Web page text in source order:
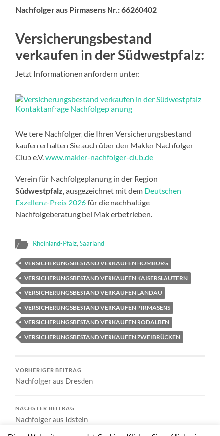
Nachfolger aus Pirmasens Nr.: 66260402
Versicherungsbestand
verkaufen in der Südwestpfalz:
Jetzt Informationen anfordern unter:
Weitere Nachfolger, die Ihren Versicherungsbestand
kaufen erhalten Sie auch über den Makler Nachfolger
Club e.V.www.makler-nachfolger-club.de
Verein für Nachfolgeplanung in der Region
Südwestpfalz , ausgezeichnet mit dem Deutschen
Exzellenz-Preis 2026für die nachhaltige
Nachfolgeberatung bei Maklerbetrieben.
Rheinland-Pfalz,Saarland
VERSICHERUNGSBESTAND VERKAUFEN HOMBURG
VERSICHERUNGSBESTAND VERKAUFEN KAISERSLAUTERN
VERSICHERUNGSBESTAND VERKAUFEN LANDAU
VERSICHERUNGSBESTAND VERKAUFEN PIRMASENS
VERSICHERUNGSBESTAND VERKAUFEN RODALBEN
VERSICHERUNGSBESTAND VERKAUFEN ZWEIBRÜCKEN
VORHERIGER BEITRAG
Nachfolger aus Dresden
NÄCHSTER BEITRAG
Nachfolger aus Idstein